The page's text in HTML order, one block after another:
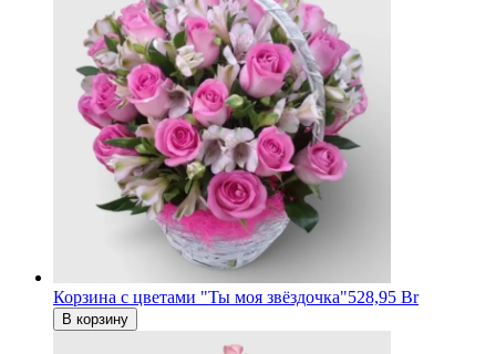
Корзина с цветами "Ты моя звёздочка"528,95 Br
В корзину